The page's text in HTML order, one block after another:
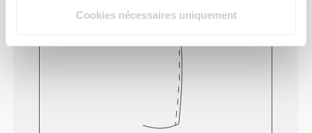
Cookies nécessaires uniquement